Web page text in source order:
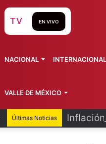
Últimas Noticias Inflación
TV EN VIVO
NACIONAL INTERNACIONAL
VALLE DE MÉXICO